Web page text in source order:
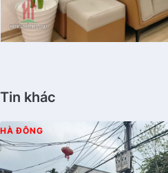
Tin khác
HÀ ĐÔNG